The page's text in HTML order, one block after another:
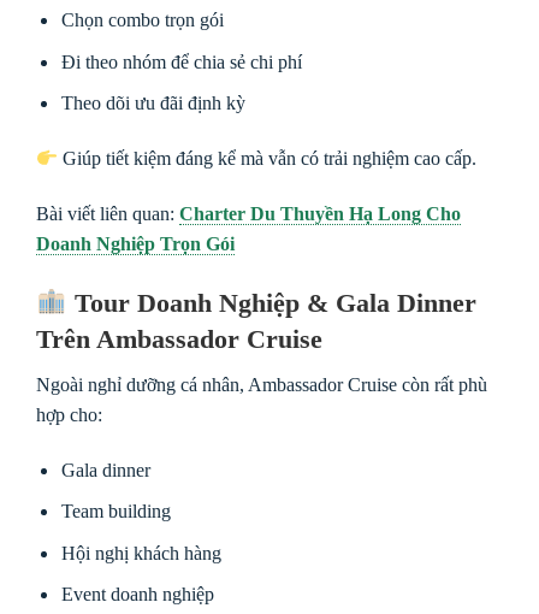
Chọn combo trọn gói
Đi theo nhóm để chia sẻ chi phí
Theo dõi ưu đãi định kỳ
Giúp tiết kiệm đáng kể mà vẫn có trải nghiệm cao cấp.
Bài viết liên quan: Charter Du Thuyền Hạ Long Cho
Doanh Nghiệp Trọn Gói
Tour Doanh Nghiệp & Gala Dinner
Trên Ambassador Cruise
Ngoài nghỉ dưỡng cá nhân, Ambassador Cruise còn rất phù
hợp cho:
Gala dinner
Team building
Hội nghị khách hàng
Event doanh nghiệp